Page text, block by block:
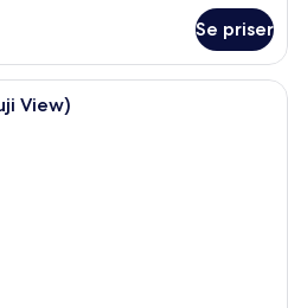
Se priser
Et hotelværelse med en stor seng,
View)